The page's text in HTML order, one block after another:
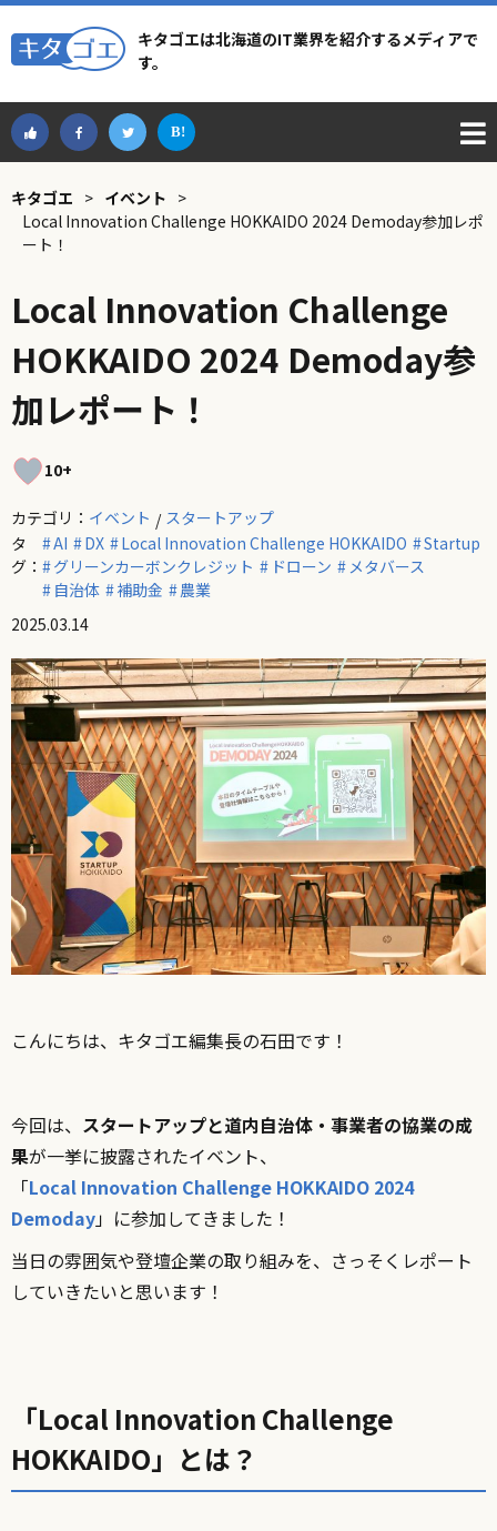
キタゴエは北海道のIT業界を紹介するメディアで
す。
キタゴエ > イベント >
Local Innovation Challenge HOKKAIDO 2024 Demoday参加レポ
ート！
Local Innovation Challenge
HOKKAIDO 2024 Demoday参
加レポート！
10+
カテゴリ： イベント
スタートアップ
タ
グ：
AI DX Local Innovation Challenge HOKKAIDO
Startup
グリーンカーボンクレジット
ドローン
メタバース
自治体
補助金
農業
2025.03.14
こんにちは、キタゴエ編集長の石田です！
今回は、 スタートアップと道内自治体・事業者の協業の成
果が一挙に披露されたイベント、
「Local Innovation Challenge HOKKAIDO 2024
Demoday」に参加してきました！
当日の雰囲気や登壇企業の取り組みを、さっそくレポート
していきたいと思います！
「Local Innovation Challenge
HOKKAIDO」とは？